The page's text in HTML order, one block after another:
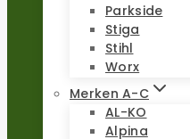
Parkside
Stiga
Stihl
Worx
Merken A-C
AL-KO
Alpina